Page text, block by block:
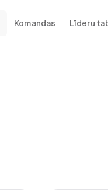
Komandas Līderu